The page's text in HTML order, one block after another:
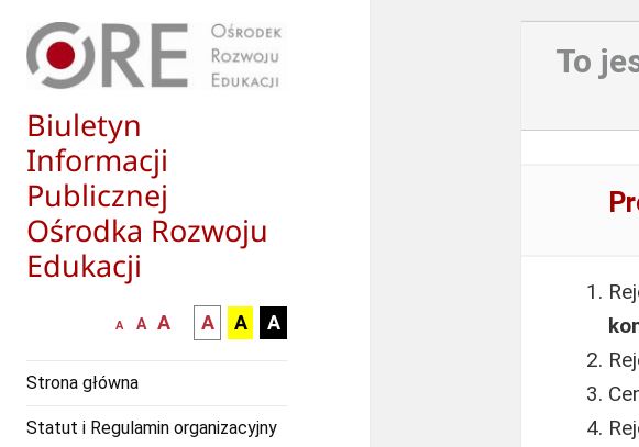
Biuletyn
Informacji
Publicznej
Ośrodka Rozwoju
Edukacji
mniejsza
A
normalna
A
większa-
czcionka
A
kontrast
czarny
białym
A
kontrast
czarny
zółtym
A
kontrast
żółty
A
Strona główna
Statut i Regulamin organizacyjny
To